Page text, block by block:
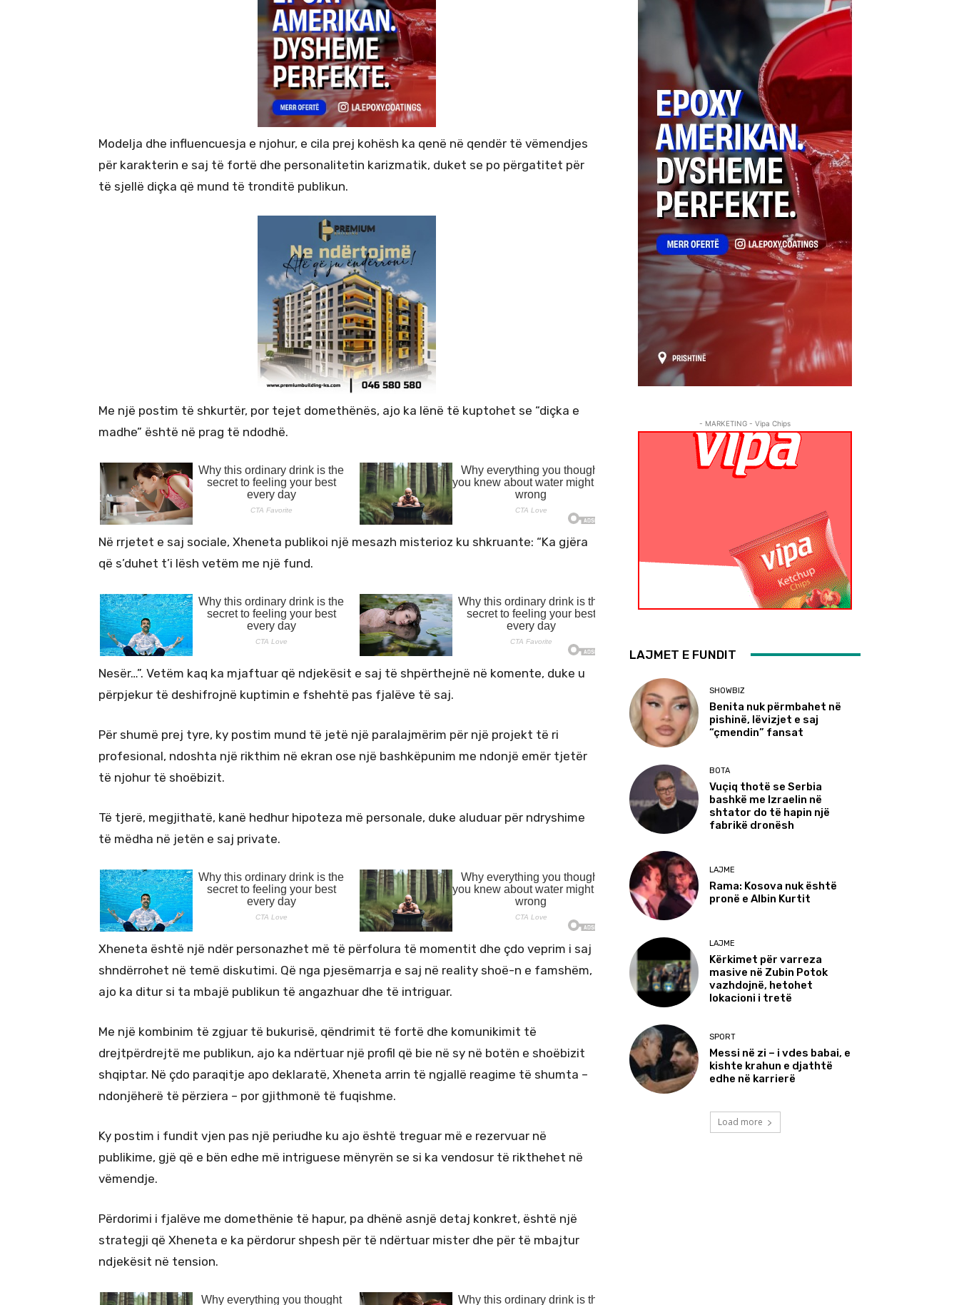
Modelja dhe influencuesja e njohur, e cila prej kohësh ka qenë në qendër të vëmendjes
për karakterin e saj të fortë dhe personalitetin karizmatik, duket se po përgatitet për
të sjellë diçka që mund të tronditë publikun.
Me një postim të shkurtër, por tejet domethënës, ajo ka lënë të kuptohet se “diçka e
madhe” është në prag të ndodhë.
Në rrjetet e saj sociale, Xheneta publikoi një mesazh misterioz ku shkruante: “Ka gjëra
që s’duhet t’i lësh vetëm me një fund.
Nesër…”. Vetëm kaq ka mjaftuar që ndjekësit e saj të shpërthejnë në komente, duke u
përpjekur të deshifrojnë kuptimin e fshehtë pas fjalëve të saj.
Për shumë prej tyre, ky postim mund të jetë një paralajmërim për një projekt të ri
profesional, ndoshta një rikthim në ekran ose një bashkëpunim me ndonjë emër tjetër
të njohur të shoëbizit.
Të tjerë, megjithatë, kanë hedhur hipoteza më personale, duke aluduar për ndryshime
të mëdha në jetën e saj private.
Xheneta është një ndër personazhet më të përfolura të momentit dhe çdo veprim i saj
shndërrohet në temë diskutimi. Që nga pjesëmarrja e saj në reality shoë-n e famshëm,
ajo ka ditur si ta mbajë publikun të angazhuar dhe të intriguar.
Me një kombinim të zgjuar të bukurisë, qëndrimit të fortë dhe komunikimit të
drejtpërdrejtë me publikun, ajo ka ndërtuar një profil që bie në sy në botën e shoëbizit
shqiptar. Në çdo paraqitje apo deklaratë, Xheneta arrin të ngjallë reagime të shumta –
ndonjëherë të përziera – por gjithmonë të fuqishme.
Ky postim i fundit vjen pas një periudhe ku ajo është treguar më e rezervuar në
publikime, gjë që e bën edhe më intriguese mënyrën se si ka vendosur të rikthehet në
vëmendje.
Përdorimi i fjalëve me domethënie të hapur, pa dhënë asnjë detaj konkret, është një
strategji që Xheneta e ka përdorur shpesh për të ndërtuar mister dhe për të mbajtur
ndjekësit në tension.
- MARKETING - Vipa Chips
LAJMET E FUNDIT
SHOWBIZ
Benita nuk përmbahet në
pishinë, lëvizjet e saj
“çmendin” fansat
BOTA
Vuçiq thotë se Serbia
bashkë me Izraelin në
shtator do të hapin një
fabrikë dronësh
LAJME
Rama: Kosova nuk është
pronë e Albin Kurtit
LAJME
Kërkimet për varreza
masive në Zubin Potok
vazhdojnë, hetohet
lokacioni i tretë
SPORT
Messi në zi – i vdes babai, e
kishte krahun e djathtë
edhe në karrierë
Load more